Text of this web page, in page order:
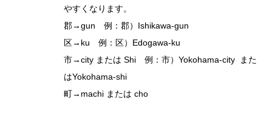
やすくなります。
郡→gun 例：郡）Ishikawa-gun
区→ku 例：区）Edogawa-ku
市→city または Shi 例：市）Yokohama-city また
はYokohama-shi
町→machi または cho